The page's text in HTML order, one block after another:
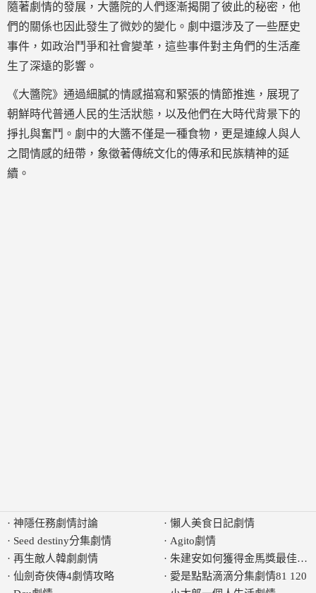
隨著劇情的發展，大醬院的人們逐漸揭開了彼此的秘密，他
們的關係也因此發生了微妙的變化。劇中還涉及了一些歷史
事件，如政治鬥爭和社會變革，這些事件對主角們的生活產
生了深遠的影響。
《大醬院》通過細膩的情感描寫和緊張的情節推進，展現了
朝鮮時代普通人民的生活狀態，以及他們在大時代背景下的
掙扎與奮鬥。劇中的大醬不僅是一種食物，更是連線人與人
之間情感的紐帶，象徵著傳統文化的傳承和民族精神的延
續。
· 神隱任務劇情討論
· Seed destiny分集劇情
· 再生敵人韓劇劇情
· 仙劍奇俠傳4劇情攻略
· 懶人美食日記劇情
· Agito劇情
· 朱建安如何獲得金馬獎最佳劇
· 愛是點點滴滴分集劇情81 120